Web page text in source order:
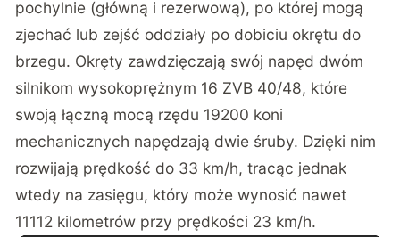
pochylnie (główną i rezerwową), po której mogą
zjechać lub zejść oddziały po dobiciu okrętu do
brzegu. Okręty zawdzięczają swój napęd dwóm
silnikom wysokoprężnym 16 ZVB 40/48, które
swoją łączną mocą rzędu 19200 koni
mechanicznych napędzają dwie śruby. Dzięki nim
rozwijają prędkość do 33 km/h, tracąc jednak
wtedy na zasięgu, który może wynosić nawet
11112 kilometrów przy prędkości 23 km/h.